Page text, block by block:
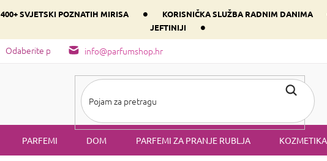
400+ SVJETSKI POZNATIH MIRISA • KORISNIČKA SLUŽBA RADNIM DANIMA
JEFTINIJI
•
info@parfumshop.hr
Odaberite parfem svog srca prema dominantnoj komponenti
PARFEMI DOM PARFEMI ZA PRANJE RUBLJA KOZMETIKA